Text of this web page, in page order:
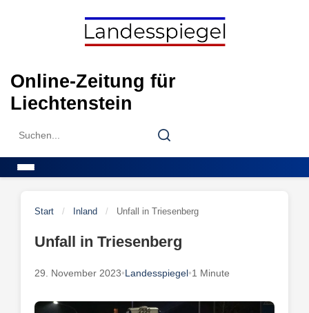
Online-Zeitung für
Liechtenstein
Search
Search
Start / Inland / Unfall in Triesenberg
Unfall in Triesenberg
29. November 2023•Landesspiegel•1 Minute